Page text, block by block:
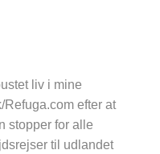
liv i mine
efter at
stopper for alle
til udlandet